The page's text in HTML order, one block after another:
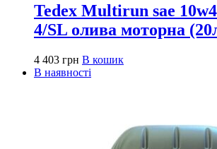
Tedex Multirun sae
4/SL олива моторна
4 403 грн В кошик
В наявності